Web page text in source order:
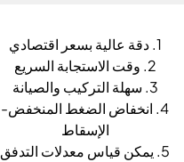
1. دقة عالية بسعر اقتصادي
2. وقت الاستجابة السريع
3. سهلة التركيب والصيانة
4. انخفاض الضغط المنخفض-
الإسقاط
5. يمكن قياس معدلات التدفق